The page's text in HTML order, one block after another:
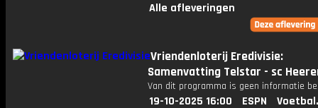
Alle afleveringen
Vriendenloterij Eredivisie:
Samenvatting Telstar - sc
Van dit programma is geen informatie
19-10-2025 16:00 ESPN